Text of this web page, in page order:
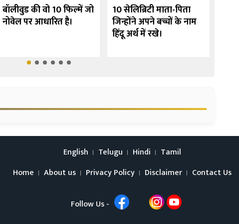
बॉलीवुड की वो 10 फिल्में जो
नोवेल पर आधारित है।
10 सेलिब्रिटी माता-पिता
जिन्होंने अपने बच्चों के नाम
हिंदू अर्थ में रखे।
English Telugu Hindi
Tamil
Home
About us Privacy Policy Disclaimer Contact Us
Follow Us -